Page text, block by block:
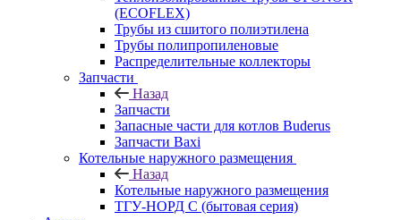
(ECOFLEX)
Трубы из сшитого полиэтилена
Трубы полипропиленовые
Распределительные коллекторы
Запчасти
Назад
Запчасти
Запасные части для котлов Buderus
Запчасти Baxi
Котельные наружного размещения
Назад
Котельные наружного размещения
ТГУ-НОРД С (бытовая серия)